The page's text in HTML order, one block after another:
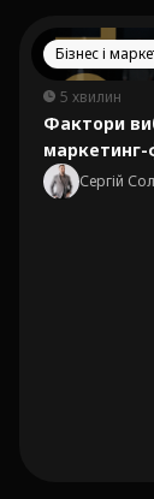
Бізнес і
5 хвилин
Фактори
маркетинг-
Сергій